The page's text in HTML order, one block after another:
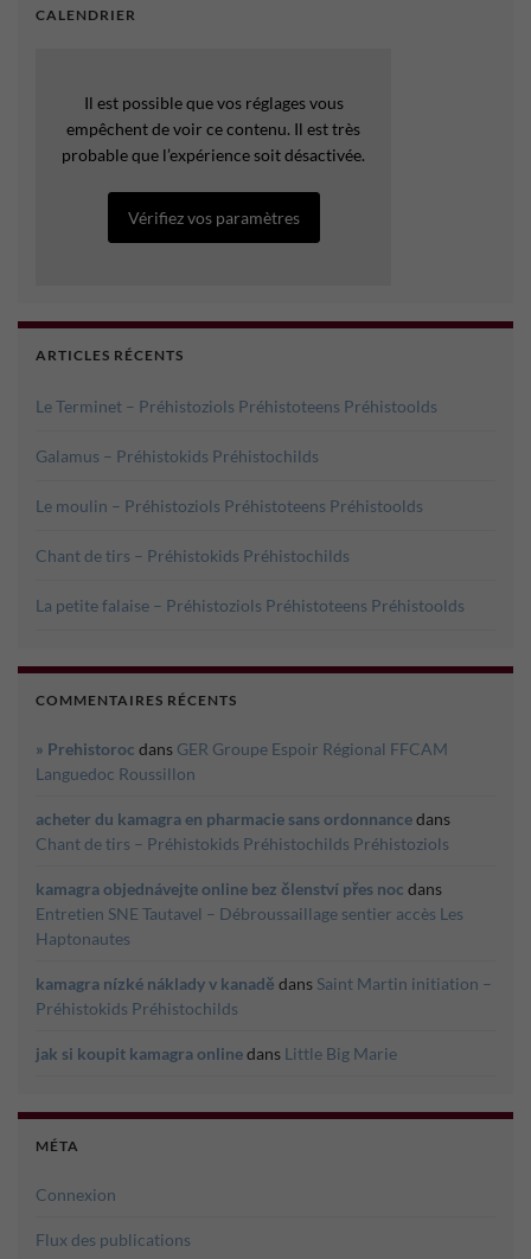
CALENDRIER
Il est possible que vos réglages vous
empêchent de voir ce contenu. Il est très
probable que l’expérience soit désactivée.
Vérifiez vos paramètres
ARTICLES RÉCENTS
Le Terminet – Préhistoziols Préhistoteens Préhistoolds
Galamus – Préhistokids Préhistochilds
Le moulin – Préhistoziols Préhistoteens Préhistoolds
Chant de tirs – Préhistokids Préhistochilds
La petite falaise – Préhistoziols Préhistoteens Préhistoolds
COMMENTAIRES RÉCENTS
» Prehistoroc dans GER Groupe Espoir Régional FFCAM
Languedoc Roussillon
acheter du kamagra en pharmacie sans ordonnancedans
Chant de tirs – Préhistokids Préhistochilds Préhistoziols
kamagra objednávejte online bez členství přes noc dans
Entretien SNE Tautavel – Débroussaillage sentier accès Les
Haptonautes
kamagra nízké náklady v kanadě dans Saint Martin initiation –
Préhistokids Préhistochilds
jak si koupit kamagra onlinedans Little Big Marie
MÉTA
Connexion
Flux des publications